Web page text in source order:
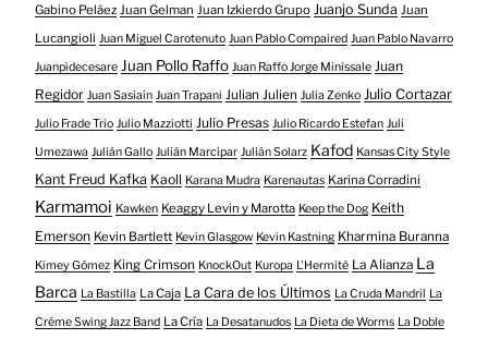
Gabino Peláez Juan Gelman Juan Izkierdo Grupo Juanjo Sunda Juan
Lucangioli Juan Miguel Carotenuto Juan Pablo Compaired Juan Pablo Navarro
Juanpidecesare Juan Pollo Raffo Juan Raffo Jorge Minissale Juan
Regidor Juan Sasiain Juan Trapani Julian Julien Julia Zenko Julio Cortazar
Julio Frade Trio Julio Mazziotti Julio Presas Julio Ricardo Estefan Juli
Umezawa Julián Gallo Julián Marcipar Julián Solarz Kafod Kansas City Style
Kant Freud Kafka Kaoll Karana Mudra Karenautas Karina Corradini
Karmamoi Kawken Keaggy Levin y Marotta Keep the Dog Keith
Emerson Kevin Bartlett Kevin Glasgow Kevin Kastning Kharmina Buranna
Kimey Gómez King Crimson KnockOut Kuropa L'Hermité La Alianza La
Barca La Bastilla La Caja La Cara de los Últimos La Cruda Mandril
La
Créme Swing Jazz Band La Cría La Desatanudos La Dieta de Worms La Doble